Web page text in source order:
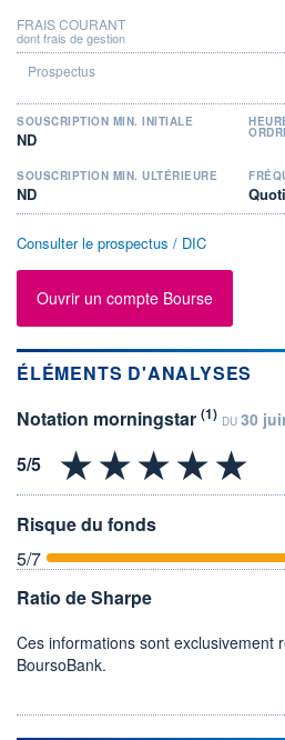
FRAIS COURANT
dont frais de gestion
SOUSCRIPTION MIN. INITIALE
ND
SOUSCRIPTION MIN. ULTÉRIEURE
ND
Consulter le prospectus / DIC
Ouvrir un compte Bourse
ÉLÉMENTS D'ANALYSES
Notation morningstar (1) DU 30
Risque du fonds
5/7
Ratio de Sharpe
Ces informations sont exclusivement
BoursoBank.